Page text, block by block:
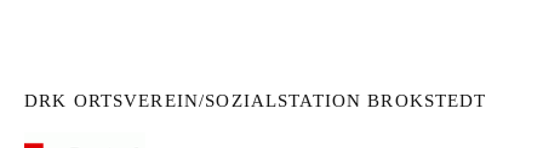
DRK ORTSVEREIN/SOZIALSTATION BROKSTEDT